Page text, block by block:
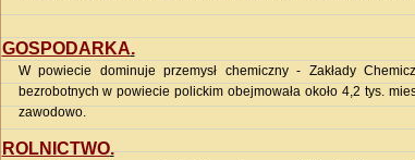
GOSPODARKA.
W powiecie dominuje przemysł chemiczny - Zakłady
bezrobotnych w powiecie polickim obejmowała około 4,2 tys.
zawodowo.
ROLNICTWO.